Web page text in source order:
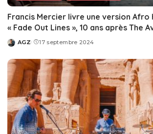
Francis Mercier livre une version Afro
« Fade Out Lines », 10 ans après The
Posted
AGZ 17 septembre 2024